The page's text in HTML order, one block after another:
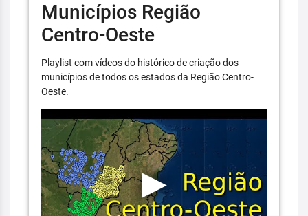
Municípios Região
Centro-Oeste
Playlist com vídeos do histórico de criação dos
municípios de todos os estados da Região Centro-
Oeste.